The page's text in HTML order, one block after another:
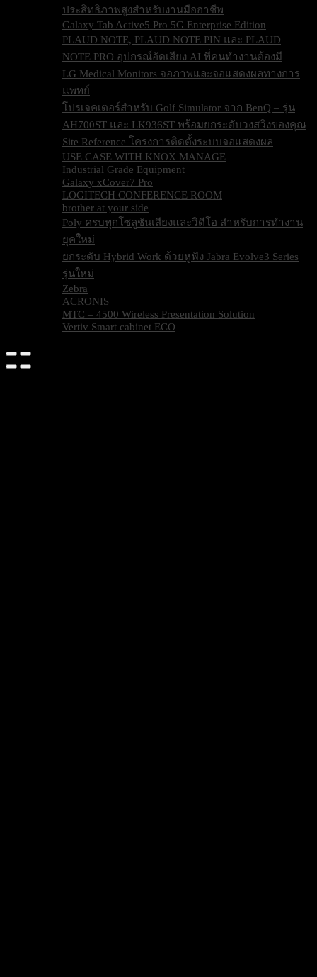
Dell Pro Max และ Dell Pro Precision: คอมพิวเตอร์
ประสิทธิภาพสูงสำหรับงานมืออาชีพ
Galaxy Tab Active5 Pro 5G Enterprise Edition
PLAUD NOTE, PLAUD NOTE PIN และ PLAUD
NOTE PRO อุปกรณ์อัดเสียง AI ที่คนทำงานต้องมี
LG Medical Monitors จอภาพและจอแสดงผลทางการ
แพทย์
โปรเจคเตอร์สำหรับ Golf Simulator จาก BenQ – รุ่น
AH700ST และ LK936ST พร้อมยกระดับวงสวิงของคุณ
Site Reference โครงการติดตั้งระบบจอแสดงผล
USE CASE WITH KNOX MANAGE
Industrial Grade Equipment
Galaxy xCover7 Pro
LOGITECH CONFERENCE ROOM
brother at your side
Poly ครบทุกโซลูชันเสียงและวิดีโอ สำหรับการทำงาน
ยุคใหม่
ยกระดับ Hybrid Work ด้วยหูฟัง Jabra Evolve3 Series
รุ่นใหม่
Zebra
ACRONIS
MTC – 4500 Wireless Presentation Solution